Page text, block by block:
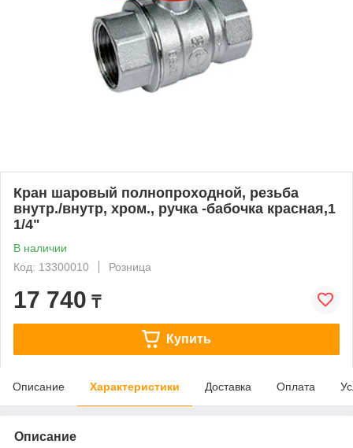
Кран шаровый полнопроходной, резьба
внутр./внутр, хром., ручка -бабочка красная,1
1/4"
В наличии
Код: 13300010
Розница
17 740 ₸
Купить
Описание Характеристики Доставка Оплата
Описание